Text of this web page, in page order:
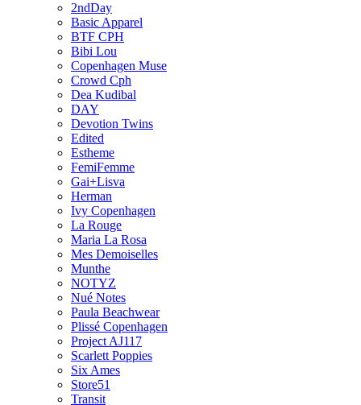
2ndDay
Basic Apparel
BTF CPH
Bibi Lou
Copenhagen Muse
Crowd Cph
Dea Kudibal
DAY
Devotion Twins
Edited
Estheme
FemiFemme
Gai+Lisva
Herman
Ivy Copenhagen
La Rouge
Maria La Rosa
Mes Demoiselles
Munthe
NOTYZ
Nué Notes
Paula Beachwear
Plissé Copenhagen
Project AJ117
Scarlett Poppies
Six Ames
Store51
Transit